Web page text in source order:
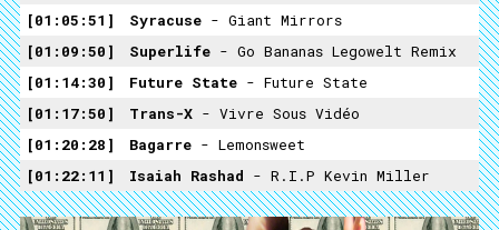
01:05:51
Syracuse - Giant Mirrors
01:09:50
Superlife - Go Bananas Legowelt Remix
01:14:30
Future State - Future State
01:17:50
Trans-X - Vivre Sous Vidéo
01:20:28
Bagarre - Lemonsweet
01:22:11
Isaiah Rashad - R.I.P Kevin Miller